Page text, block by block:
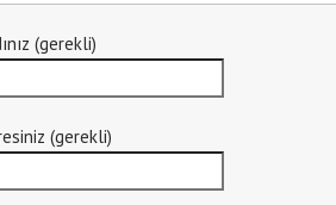
(gerekli)
(gerekli)